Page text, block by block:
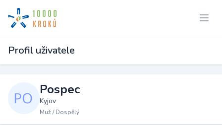
Profil uživatele
Pospec
Kyjov
Muž / Dospělý